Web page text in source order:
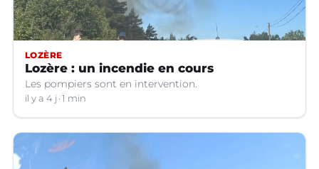
LOZÈRE
Lozère : un incendie en cours
Les pompiers sont en intervention.
il y a 4 j 1 min